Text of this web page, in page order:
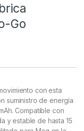
Go
con esta
suministro de energía
Compatible con
y estable de hasta 15